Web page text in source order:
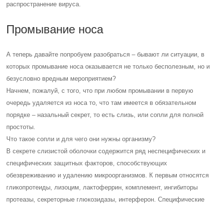
распространение вируса.
Промывание носа
А теперь давайте попробуем разобраться – бывают ли ситуации, в
которых промывание носа оказывается не только бесполезным, но и
безусловно вредным мероприятием?
Начнем, пожалуй, с того, что при любом промывании в первую
очередь удаляется из носа то, что там имеется в обязательном
порядке – назальный секрет, то есть слизь, или сопли для полной
простоты.
Что такое сопли и для чего они нужны организму?
В секрете слизистой оболочки содержится ряд неспецифических и
специфических защитных факторов, способствующих
обезвреживанию и удалению микроорганизмов. К первым относятся
гликопротеиды, лизоцим, лактоферрин, комплемент, ингибиторы
протеазы, секреторные глюкозидазы, интерферон. Специфические